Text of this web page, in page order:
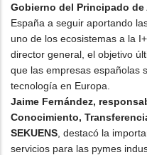
Gobierno del Principado de
España a seguir aportando
uno de los ecosistemas a la
director general, el objetivo
que las empresas españolas
tecnología en Europa.
Jaime Fernández,
Conocimiento,
SEKUENS , destacó la
servicios para las pymes